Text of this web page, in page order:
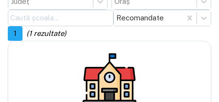
Recomandate
1
(1rezultate)